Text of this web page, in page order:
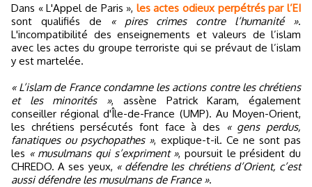
Dans « L'Appel de Paris », les actes odieux perpétrés par l’EI
sont qualifiés de
« pires crimes contre l’humanité ».
L'incompatibilité des enseignements et valeurs de l’islam
avec les actes du groupe terroriste qui se prévaut de l’islam
y est martelée.
« L’islam de France condamne les actions contre les chrétiens
et les minorités », assène Patrick Karam, également
conseiller régional d'Île-de-France (UMP). Au Moyen-Orient,
les chrétiens persécutés font face à des
« gens perdus,
fanatiques ou psychopathes », explique-t-il. Ce ne sont pas
les « musulmans qui s’expriment », poursuit le président du
CHREDO. A ses yeux, « défendre les chrétiens d’Orient, c’est
aussi défendre les musulmans de France ».